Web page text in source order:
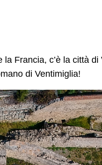
Francia, c’è la città di
di Ventimiglia!